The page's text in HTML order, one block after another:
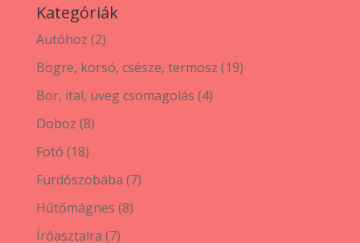
Kategóriák
Autóhoz 22
termék
Bögre, korsó, csésze, termosz 1919
Bor, ital, üveg csomagolás 44
Doboz 88
Fotó 1818
termék
Fürdőszobába 77
Hűtőmágnes 88
Íróasztalra 77